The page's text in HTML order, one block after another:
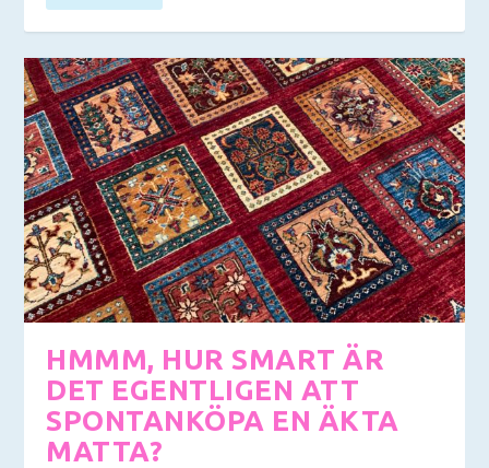
HMMM, HUR SMART ÄR
DET EGENTLIGEN ATT
SPONTANKÖPA EN ÄKTA
MATTA?